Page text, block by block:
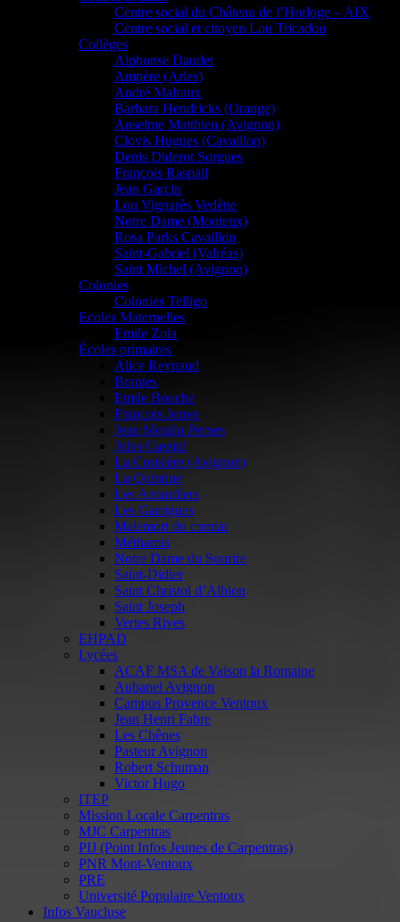
Centre social du Château de l’Horloge – AIX
Centre social et citoyen Lou Tricadou
Collèges
Alphonse Daudet
Ampère (Arles)
André Malraux
Barbara Hendricks (Orange)
Anselme Matthieu (Avignon)
Clovis Hugues (Cavaillon)
Denis Diderot Sorgues
François Raspail
Jean Garcin
Lou Vignarès Vedène
Notre Dame (Monteux)
Rosa Parks Cavaillon
Saint-Gabriel (Valréas)
Saint Michel (Avignon)
Colonies
Colonies Telligo
Ecoles Maternelles
Emile Zola
Écoles primaires
Alice Reynaud
Brantes
Emile Bouche
François Jouve
Jean Moulin Pernes
Jules Cassini
La Croisière (Avignon)
La Quintine
Les Amandiers
Les Garrigues
Malemort du comtat
Méthamis
Notre Dame du Sourire
Saint-Didier
Saint Christol d’Albion
Saint Joseph
Vertes Rives
EHPAD
Lycées
ACAF MSA de Vaison la Romaine
Aubanel Avignon
Campus Provence Ventoux
Jean Henri Fabre
Les Chênes
Pasteur Avignon
Robert Schuman
Victor Hugo
ITEP
Mission Locale Carpentras
MJC Carpentras
PIJ (Point Infos Jeunes de Carpentras)
PNR Mont-Ventoux
PRE
Université Populaire Ventoux
Infos Vaucluse